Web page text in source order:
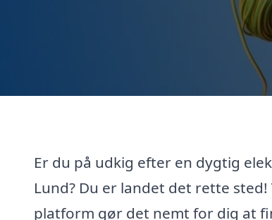
Er du på udkig efter en dygtig
Lund? Du er landet det rette sted!
platform gør det nemt for dig at